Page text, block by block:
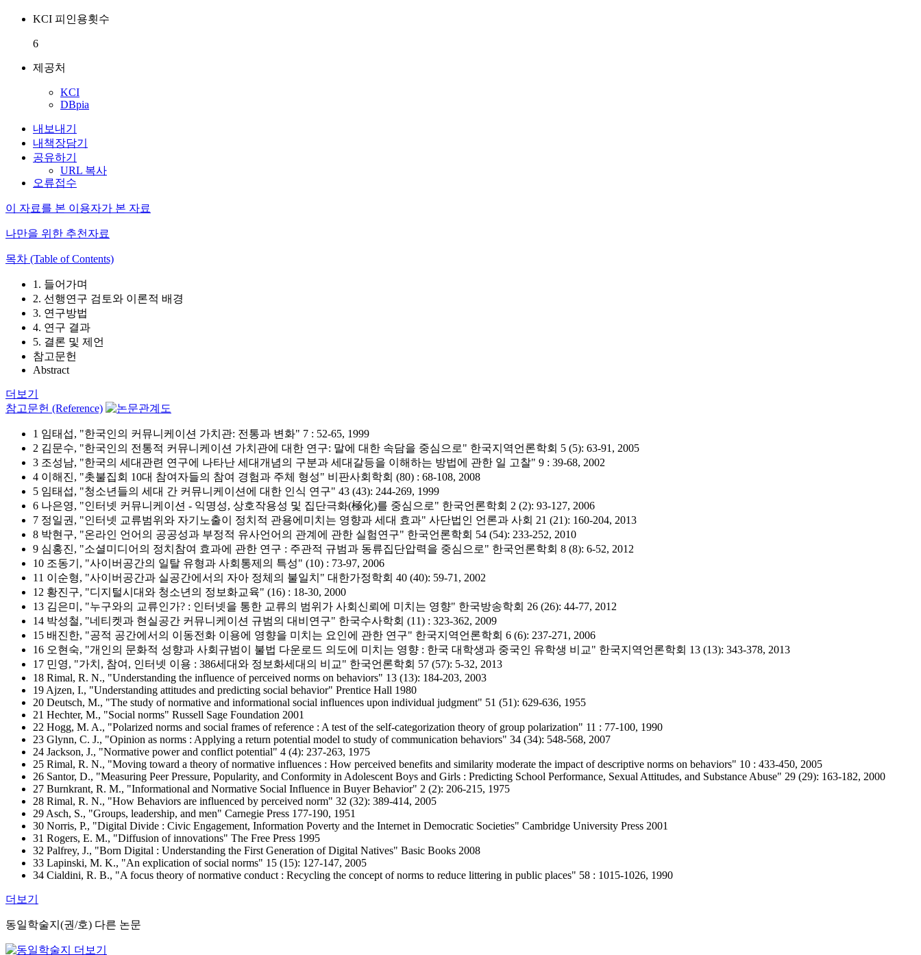
KCI 피인용횟수
6
제공처
KCI
DBpia
내보내기
내책장담기
공유하기
URL 복사
오류접수
이 자료를 본 이용자가 본 자료
나만을 위한 추천자료
목차 (Table of Contents)
1. 들어가며
2. 선행연구 검토와 이론적 배경
3. 연구방법
4. 연구 결과
5. 결론 및 제언
참고문헌
Abstract
더보기
참고문헌 (Reference)
1 임태섭, "한국인의 커뮤니케이션 가치관: 전통과 변화" 7 : 52-65, 1999
2 김문수, "한국인의 전통적 커뮤니케이션 가치관에 대한 연구: 말에 대한 속담을 중심으로" 한국지역언론학회 5 (5): 63-91, 2005
3 조성남, "한국의 세대관련 연구에 나타난 세대개념의 구분과 세대갈등을 이해하는 방법에 관한 일 고찰" 9 : 39-68, 2002
4 이해진, "촛불집회 10대 참여자들의 참여 경험과 주체 형성" 비판사회학회 (80) : 68-108, 2008
5 임태섭, "청소년들의 세대 간 커뮤니케이션에 대한 인식 연구" 43 (43): 244-269, 1999
6 나은영, "인터넷 커뮤니케이션 - 익명성, 상호작용성 및 집단극화(極化)를 중심으로" 한국언론학회 2 (2): 93-127, 2006
7 정일권, "인터넷 교류범위와 자기노출이 정치적 관용에미치는 영향과 세대 효과" 사단법인 언론과 사회 21 (21): 160-204, 2013
8 박현구, "온라인 언어의 공공성과 부정적 유사언어의 관계에 관한 실험연구" 한국언론학회 54 (54): 233-252, 2010
9 심홍진, "소셜미디어의 정치참여 효과에 관한 연구 : 주관적 규범과 동류집단압력을 중심으로" 한국언론학회 8 (8): 6-52, 2012
10 조동기, "사이버공간의 일탈 유형과 사회통제의 특성" (10) : 73-97, 2006
11 이순형, "사이버공간과 실공간에서의 자아 정체의 불일치" 대한가정학회 40 (40): 59-71, 2002
12 황진구, "디지털시대와 청소년의 정보화교육" (16) : 18-30, 2000
13 김은미, "누구와의 교류인가? : 인터넷을 통한 교류의 범위가 사회신뢰에 미치는 영향" 한국방송학회 26 (26): 44-77, 2012
14 박성철, "네티켓과 현실공간 커뮤니케이션 규범의 대비연구" 한국수사학회 (11) : 323-362, 2009
15 배진한, "공적 공간에서의 이동전화 이용에 영향을 미치는 요인에 관한 연구" 한국지역언론학회 6 (6): 237-271, 2006
16 오현숙, "개인의 문화적 성향과 사회규범이 불법 다운로드 의도에 미치는 영향 : 한국 대학생과 중국인 유학생 비교" 한국지역언론학회 13 (13): 343-378, 2013
17 민영, "가치, 참여, 인터넷 이용 : 386세대와 정보화세대의 비교" 한국언론학회 57 (57): 5-32, 2013
18 Rimal, R. N., "Understanding the influence of perceived norms on behaviors" 13 (13): 184-203, 2003
19 Ajzen, I., "Understanding attitudes and predicting social behavior" Prentice Hall 1980
20 Deutsch, M., "The study of normative and informational social influences upon individual judgment" 51 (51): 629-636, 1955
21 Hechter, M., "Social norms" Russell Sage Foundation 2001
22 Hogg, M. A., "Polarized norms and social frames of reference : A test of the self-categorization theory of group polarization" 11 : 77-100, 1990
23 Glynn, C. J., "Opinion as norms : Applying a return potential model to study of communication behaviors" 34 (34): 548-568, 2007
24 Jackson, J., "Normative power and conflict potential" 4 (4): 237-263, 1975
25 Rimal, R. N., "Moving toward a theory of normative influences : How perceived benefits and similarity moderate the impact of descriptive norms on behaviors" 10 : 433-450, 2005
26 Santor, D., "Measuring Peer Pressure, Popularity, and Conformity in Adolescent Boys and Girls : Predicting School Performance, Sexual Attitudes, and Substance Abuse" 29 (29): 163-182, 2000
27 Burnkrant, R. M., "Informational and Normative Social Influence in Buyer Behavior" 2 (2): 206-215, 1975
28 Rimal, R. N., "How Behaviors are influenced by perceived norm" 32 (32): 389-414, 2005
29 Asch, S., "Groups, leadership, and men" Carnegie Press 177-190, 1951
30 Norris, P., "Digital Divide : Civic Engagement, Information Poverty and the Internet in Democratic Societies" Cambridge University Press 2001
31 Rogers, E. M., "Diffusion of innovations" The Free Press 1995
32 Palfrey, J., "Born Digital : Understanding the First Generation of Digital Natives" Basic Books 2008
33 Lapinski, M. K., "An explication of social norms" 15 (15): 127-147, 2005
34 Cialdini, R. B., "A focus theory of normative conduct : Recycling the concept of norms to reduce littering in public places" 58 : 1015-1026, 1990
더보기
동일학술지(권/호) 다른 논문